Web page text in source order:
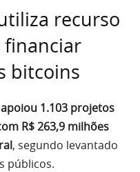
recurso
financiar
bitcoins
1.103 projetos
R$ 263,9 milhões
, segundo levantado
públicos.